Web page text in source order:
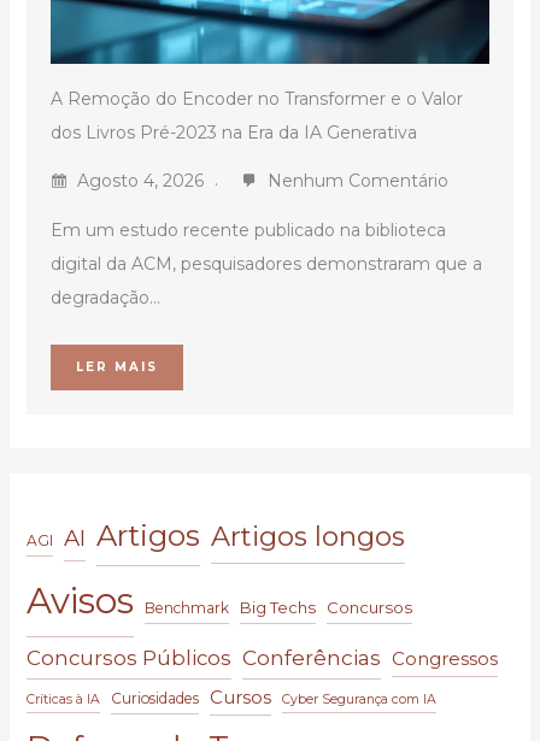
A Remoção do Encoder no Transformer e o Valor
dos Livros Pré-2023 na Era da IA Generativa
Agosto 4, 2026 Nenhum Comentário
Em um estudo recente publicado na biblioteca
digital da ACM, pesquisadores demonstraram que a
degradação...
LER MAIS
AGI AI Artigos Artigos longos
Avisos Benchmark Big Techs Concursos
Concursos Públicos Conferências Congressos
Críticas à IA Curiosidades Cursos Cyber Segurança com IA